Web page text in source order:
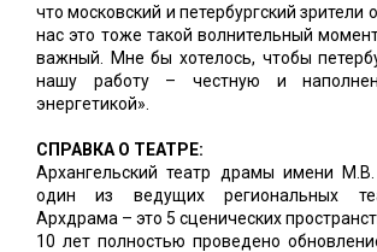
что московский и петербургский зрители
нас это тоже такой волнительный
важный. Мне бы хотелось, чтобы
нашу работу – честную и
энергетикой».
СПРАВКА О ТЕАТРЕ:
Архангельский театр драмы имени
один из ведущих региональных
Архдрама – это 5 сценических
10 лет полностью проведено